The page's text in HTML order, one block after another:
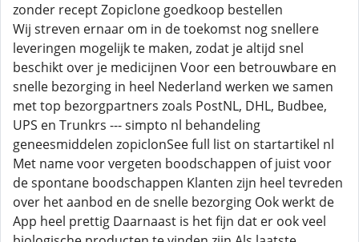
zonder recept Zopiclone goedkoop bestellen
Wij streven ernaar om in de toekomst nog snellere
leveringen mogelijk te maken, zodat je altijd snel
beschikt over je medicijnen Voor een betrouwbare en
snelle bezorging in heel Nederland werken we samen
met top bezorgpartners zoals PostNL, DHL, Budbee,
UPS en Trunkrs --- simpto nl behandeling
geneesmiddelen zopiclonSee full list on startartikel nl
Met name voor vergeten boodschappen of juist voor
de spontane boodschappen Klanten zijn heel tevreden
over het aanbod en de snelle bezorging Ook werkt de
App heel prettig Daarnaast is het fijn dat er ook veel